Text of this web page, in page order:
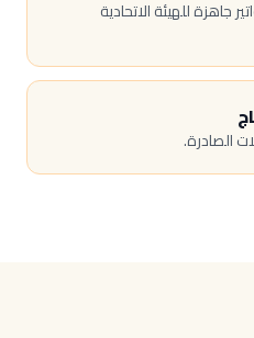
مضافة 5%، فواتير جاهزة للهيئة الاتحادية
الصادرة.